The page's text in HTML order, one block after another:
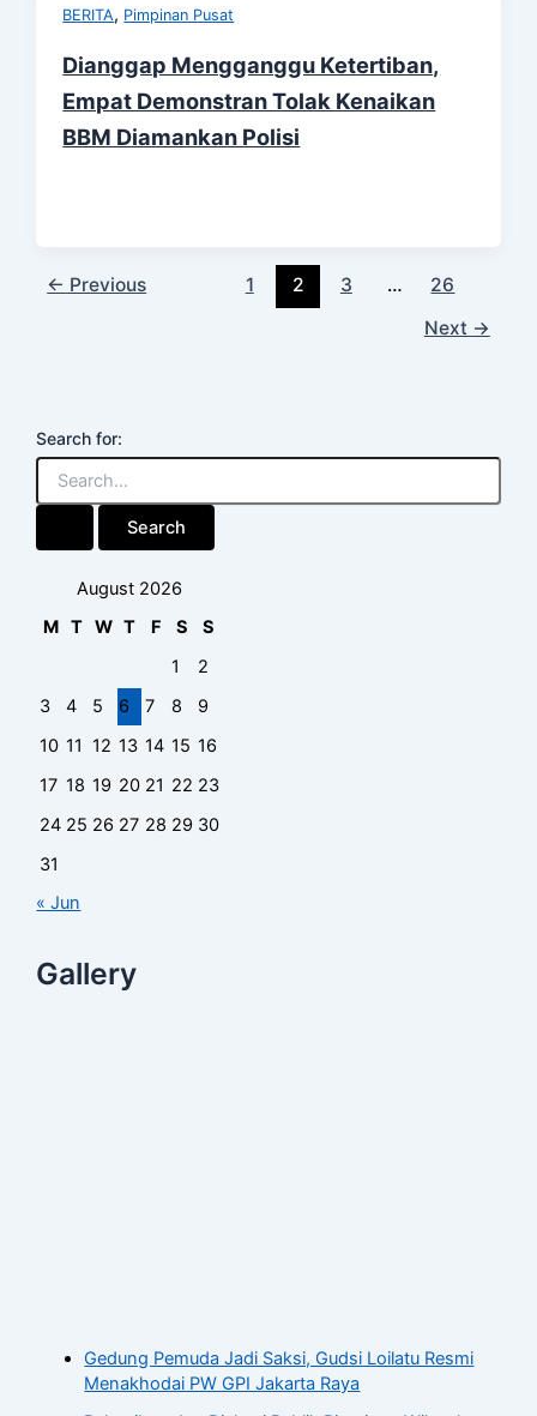
BERITA, Pimpinan Pusat
Dianggap Mengganggu Ketertiban,
Empat Demonstran Tolak Kenaikan
BBM Diamankan Polisi
← Previous 1 2 3 …
26
Next →
Search for:
August 2026
M T W T F S
S
1
2
3
4 5 6 7 8
9
10 11 12 13 14 15 16
17 18 19 20 21 22 23
24 25 26 27 28 29 30
31
« Jun
Gallery
Gedung Pemuda Jadi Saksi, Gudsi Loilatu Resmi
Menakhodai PW GPI Jakarta Raya